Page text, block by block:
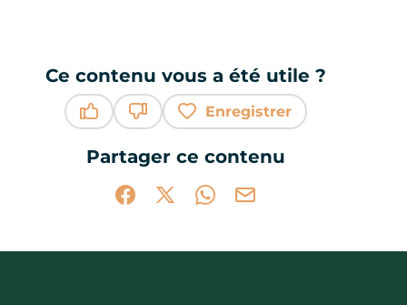
Ce contenu vous a été utile ?
Enregistrer
Partager ce contenu
Partager sur Facebook (nouvelle
Partager sur X / Twitter (nouvelle
Partager sur WhatsApp
Partager par mail